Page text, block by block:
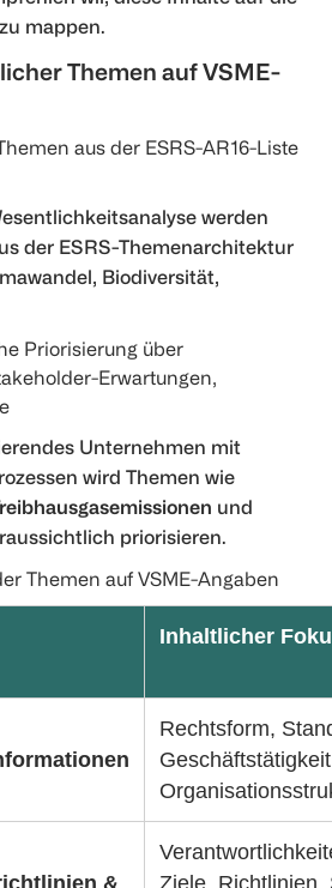
mappen.
Themen auf VSME-
aus der ESRS-AR16-Liste
werden
der ESRS-Themenarchitektur
Biodiversität,
Priorisierung über
Erwartungen,
Unternehmen mit
wird Themen wie
und
priorisieren.
Themen auf VSME-Angaben
Inhaltlicher
Rechtsform,
&
Ziele, Richtlinien,